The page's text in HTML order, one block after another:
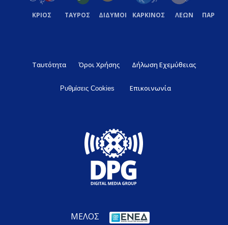
ΚΡΙΟΣ ΤΑΥΡΟΣ ΔΙΔΥΜΟΙ ΚΑΡΚΙΝΟΣ ΛΕΩΝ
Ταυτότητα Όροι Χρήσης Δήλωση Εχεμύθειας
Ρυθμίσεις Cookies Επικοινωνία
ΜΕΛΟΣ